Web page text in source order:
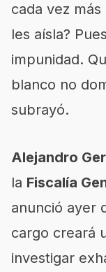
cada vez
les aísla?
impunidad.
blanco no
subrayó.
Alejandro
la Fiscalía
anunció ayer
cargo creará
investigar